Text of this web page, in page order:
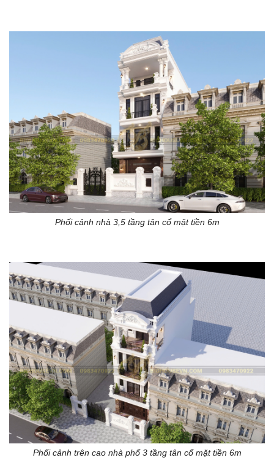
Phối cảnh nhà 3,5 tầng tân cổ mặt tiền 6m
Phối cảnh trên cao nhà phố 3 tầng tân cổ mặt tiền 6m